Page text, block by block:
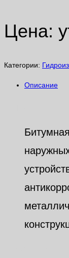
Цена:
Категории:
Описание